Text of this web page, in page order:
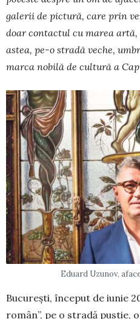
galerii de pictură, care prin
doar contactul cu marea
astea, pe-o stradă veche,
marca nobilă de cultură a
Eduard Uzunov,
București, început de iunie
român”, pe o stradă pustie,